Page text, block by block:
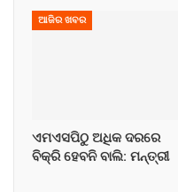
ଆଜିର ଖବର
ଏମଏସପିଠୁ ଅଧିକ ଦରରେ
ବିକ୍ରି ହେବନି ବାଲି: ମନ୍ତ୍ରୀ